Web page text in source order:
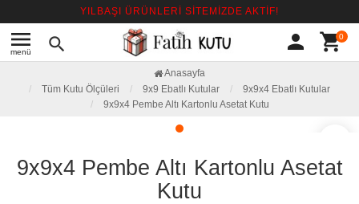
YILBAŞI ÜRÜNLERİ SİTEMİZDE AKTİF!
menu
menü search person shopping_cart0
Anasayfa
Tüm Kutu Ölçüleri
9x9 Ebatlı Kutular
9x9x4 Ebatlı Kutular
9x9x4 Pembe Altı Kartonlu Asetat Kutu
9x9x4 Pembe Altı Kartonlu Asetat
Kutu